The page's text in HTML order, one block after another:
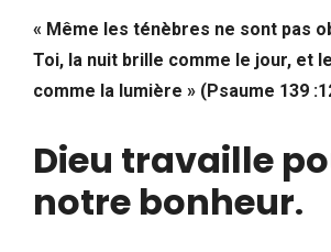
« Même les ténèbres ne sont pas
Toi, la nuit brille comme le jour, et
comme la lumière » (Psaume 139
Dieu travaille
notre bonheur.